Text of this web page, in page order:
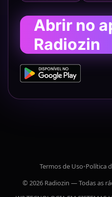
Abrir no
Radiozin
Termos de Uso•Política
© 2026 Radiozin — Todas as